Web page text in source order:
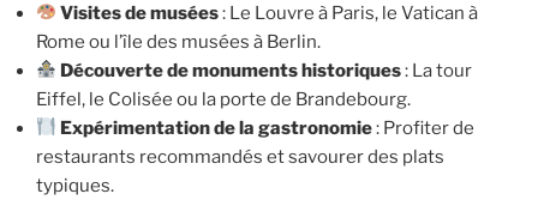
Visites de musées: Le Louvre à Paris, le Vatican à
Rome ou l’île des musées à Berlin.
Découverte de monuments historiques: La tour
Eiffel, le Colisée ou la porte de Brandebourg.
Expérimentation de la gastronomie: Profiter de
restaurants recommandés et savourer des plats
typiques.